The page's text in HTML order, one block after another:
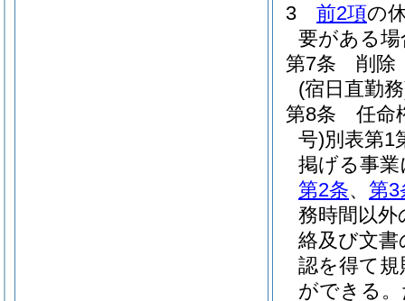
3
前2項の
要がある
第7条
削除
(宿日直勤
第8条
任命
号)別表第1
掲げる事
第2条、 第3
務時間以
絡及び文
認を得て
ができる。